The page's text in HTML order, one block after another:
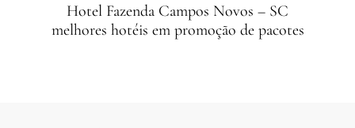
Hotel Fazenda Campos Novos – SC
melhores hotéis em promoção de pacotes